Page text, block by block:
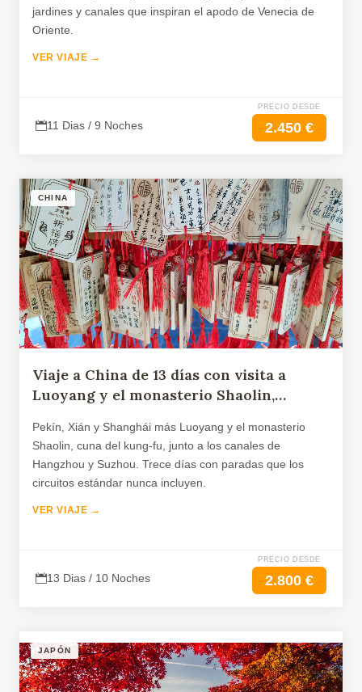
jardines y canales que inspiran el apodo de Venecia de
Oriente.
VER VIAJE →
11 Dias / 9 Noches
PRECIO DESDE
2.450 €
CHINA
Viaje a China de 13 días con visita a
Luoyang y el monasterio Shaolin,
Pekín, Xián y Shanghái más Luoyang y el monasterio
Shaolin, cuna del kung-fu, junto a los canales de
Hangzhou y Suzhou. Trece días con paradas que los
circuitos estándar nunca incluyen.
VER VIAJE →
13 Dias / 10 Noches
PRECIO DESDE
2.800 €
JAPÓN